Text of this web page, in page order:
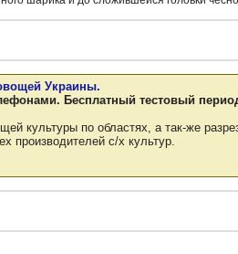
Украины.
Бесплатный тестовый
культуры по областях, а так-же
производителей с/х культур.